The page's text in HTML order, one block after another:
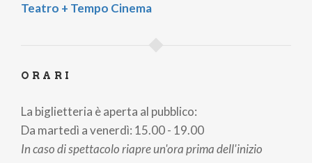
Teatro + Tempo Cinema
ORARI
La biglietteria è aperta al pubblico:
Da martedì a venerdì: 15.00 - 19.00
In caso di spettacolo riapre un'ora prima dell'inizio